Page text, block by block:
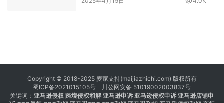
Copyright © 2018-2025 麦家支持(maijiazhichi.com) 版权所有
蜀ICP备2021015105号
川公网安备 51019002003837号
关键词： 亚马逊侵权 跨境侵权和解 亚马逊申诉 亚马逊侵权申诉 亚马逊店铺申